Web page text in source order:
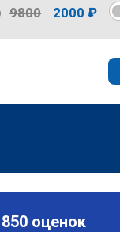
9800 2000 ₽
оценок